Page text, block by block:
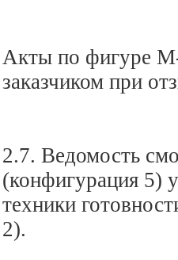
Акты по фигуре
заказчиком при
2.7. Ведомость
(конфигурация 5)
техники
2).